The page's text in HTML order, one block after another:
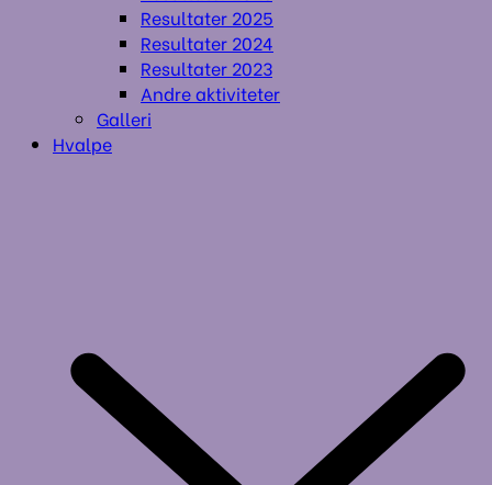
Resultater 2025
Resultater 2024
Resultater 2023
Andre aktiviteter
Galleri
Hvalpe